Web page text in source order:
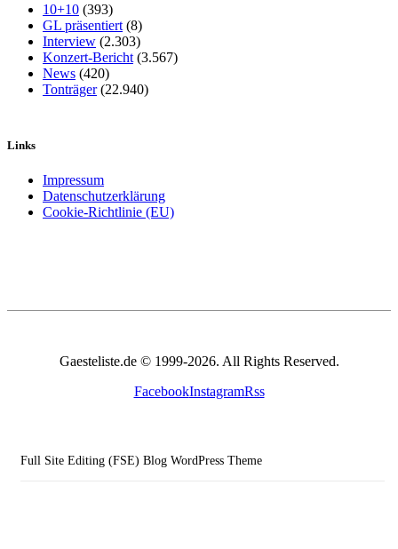
10+10 (393)
GL präsentiert (8)
Interview (2.303)
Konzert-Bericht (3.567)
News (420)
Tonträger(22.940)
Links
Impressum
Datenschutzerklärung
Cookie-Richtlinie (EU)
Gaesteliste.de © 1999-2026. All Rights Reserved.
FacebookInstagramRss
Full Site Editing (FSE) Blog WordPress Theme